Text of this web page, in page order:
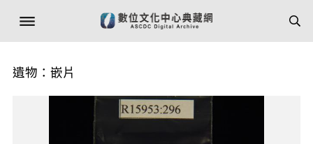
遺物：嵌片